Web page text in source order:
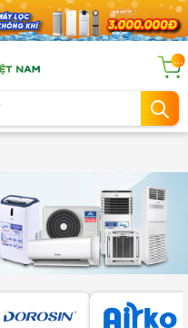
...